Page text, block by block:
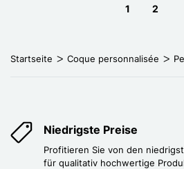
1 2
Startseite Coque personnalisée
Niedrigste Preise
Profitieren Sie von den
für qualitativ hochwertige